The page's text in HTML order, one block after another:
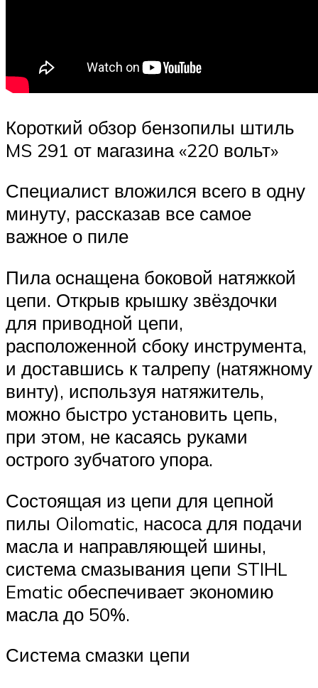
Короткий обзор бензопилы штиль
MS 291 от магазина «220 вольт»
Специалист вложился всего в одну
минуту, рассказав все самое
важное о пиле
Пила оснащена боковой натяжкой
цепи. Открыв крышку звёздочки
для приводной цепи,
расположенной сбоку инструмента,
и доставшись к талрепу (натяжному
винту), используя натяжитель,
можно быстро установить цепь,
при этом, не касаясь руками
острого зубчатого упора.
Состоящая из цепи для цепной
пилы Oilomatic, насоса для подачи
масла и направляющей шины,
система смазывания цепи STIHL
Ematic обеспечивает экономию
масла до 50%.
Система смазки цепи